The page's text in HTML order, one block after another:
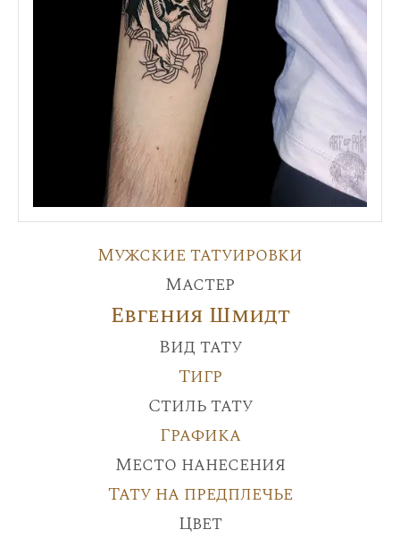
Мужские татуировки
Мастер
Евгения Шмидт
Вид тату
Тигр
Стиль тату
Графика
Место нанесения
Тату на предплечье
Цвет